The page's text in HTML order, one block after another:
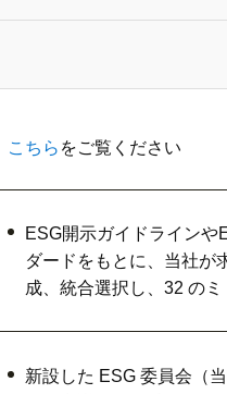
こちら をご覧ください
ESG開示ガイドラインや
ダードをもとに、当社が
成、統合選択し、32 のミ
新設した ESG 委員会（